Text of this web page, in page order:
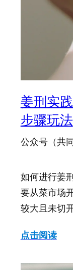
姜刑实
步骤玩法
公众号（共
如何进行姜
要从菜市场
较大且未切
点击阅读